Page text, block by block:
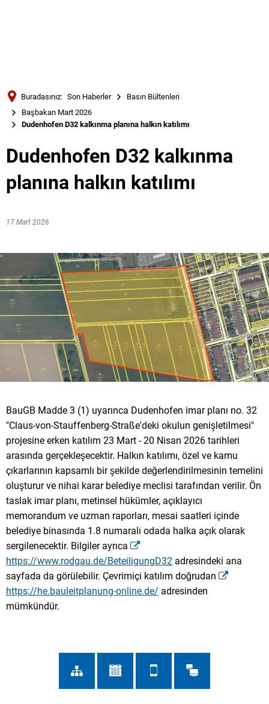
Български
Русский
Buradasınız: Son Haberler
Basın Bültenleri
Başbakan Mart 2026
Dudenhofen D32 kalkınma planına halkın katılımı
Dudenhofen D32 kalkınma
planına halkın katılımı
17 Mart 2026
BauGB Madde 3 (1) uyarınca Dudenhofen imar planı no. 32
"Claus-von-Stauffenberg-Straße'deki okulun genişletilmesi"
projesine erken katılım 23 Mart - 20 Nisan 2026 tarihleri
arasında gerçekleşecektir. Halkın katılımı, özel ve kamu
çıkarlarının kapsamlı bir şekilde değerlendirilmesinin temelini
oluşturur ve nihai karar belediye meclisi tarafından verilir. Ön
taslak imar planı, metinsel hükümler, açıklayıcı
memorandum ve uzman raporları, mesai saatleri içinde
belediye binasında 1.8 numaralı odada halka açık olarak
sergilenecektir. Bilgiler ayrıca
https://www.rodgau.de/BeteiligungD32 adresindeki ana
sayfada da görülebilir. Çevrimiçi katılım doğrudan
https://he.bauleitplanung-online.de/ adresinden
mümkündür.